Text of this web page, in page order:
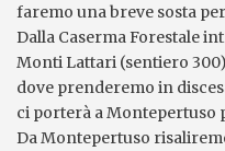
faremo una breve sosta
Dalla Caserma Forestale
Monti Lattari (sentiero
dove prenderemo in
ci porterà a Montepertuso
Da Montepertuso